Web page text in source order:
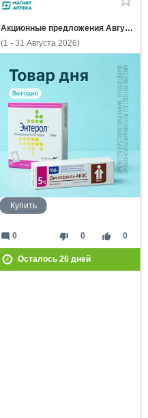
Акционные предложения Августа
(1 - 31 Августа 2026)
Купить
thumb_down 0 thumb_up 0
mode_comment 0
Осталось 26дней